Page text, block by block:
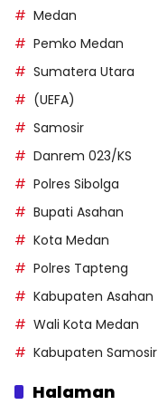
Medan
Pemko Medan
Sumatera Utara
(UEFA)
Samosir
Danrem 023/KS
Polres Sibolga
Bupati Asahan
Kota Medan
Polres Tapteng
Kabupaten Asahan
Wali Kota Medan
Kabupaten Samosir
Halaman